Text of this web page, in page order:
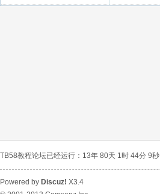
TB58教程论坛已经运行：13年 80天 1时 44分 10秒
Powered by Discuz! X3.4